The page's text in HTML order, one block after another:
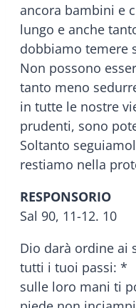
ancora bambini e
lungo e anche
dobbiamo temere
Non possono
tanto meno
in tutte le nostre
prudenti, sono
Soltanto
restiamo nella
RESPONSORIO
Sal 90, 11-12. 10
Dio darà ordine ai
tutti i tuoi passi: *
sulle loro mani ti